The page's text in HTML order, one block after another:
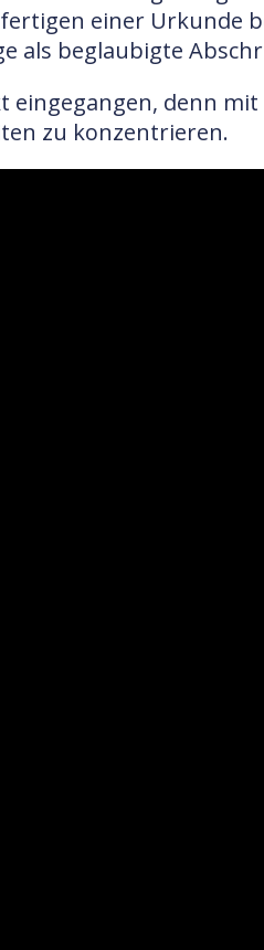
einer
als beglaubigte
eingegangen, denn
zu konzentrieren.